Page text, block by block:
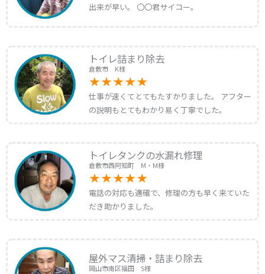
出来が早い。 〇〇君サイコー。
トイレ詰まり除去
倉敷市 K様
仕事が速くてとてもたすかりました。 アフター
の説明もとてもわかり易く丁寧でした。
トイレタンクの水漏れ修理
倉敷市西阿知町 M・M様
電話の対応も適確で、修理の方も早く来ていた
だき助かりました。
屋外マス清掃・詰まり除去
岡山市南区福田 S様